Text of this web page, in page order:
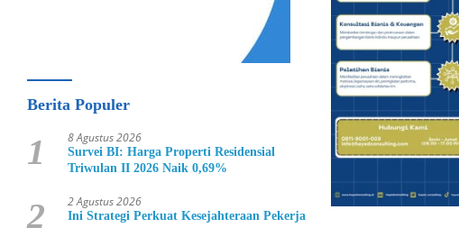
Berita Populer
1 8 Agustus 2026
Survei BI: Harga Properti Residensial
Triwulan II 2026 Naik 0,69%
2 2 Agustus 2026
Ini Strategi Perkuat Kesejahteraan Pekerja